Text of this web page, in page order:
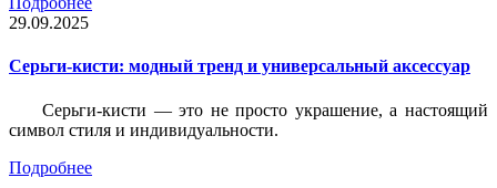
29.09.2025
Серьги-кисти: модный тренд и универсальный аксессуар
Серьги-кисти — это не просто украшение, а настоящий
символ стиля и индивидуальности.
Подробнее